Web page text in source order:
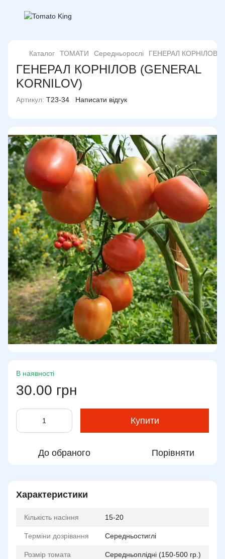
Каталог ТОМАТИ Середньорослі ГЕНЕРАЛ КОРНІЛОВ
ГЕНЕРАЛ КОРНІЛОВ (GENERAL
KORNILOV)
Артикул: T23-34 Написати відгук
В наявності
30.00 грн
Купити
До обраного Порівняти
Характеристики
Кількість насіння 15-20
Терміни дозрівання Середньостиглі
Розмір томата Середньоплідні (150-500 гр.)